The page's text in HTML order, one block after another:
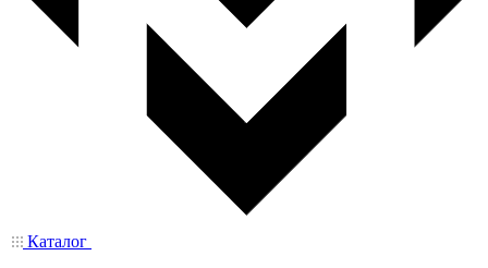
Каталог